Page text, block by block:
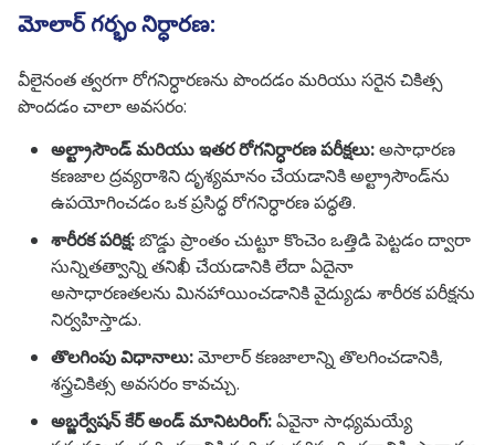
మోలార్ గర్భం నిర్ధారణ:
వీలైనంత త్వరగా రోగనిర్ధారణను పొందడం మరియు సరైన చికిత్స
పొందడం చాలా అవసరం:
అల్ట్రాసౌండ్ మరియు ఇతర రోగనిర్ధారణ పరీక్షలు:అసాధారణ
కణజాల ద్రవ్యరాశిని దృశ్యమానం చేయడానికి అల్ట్రాసౌండ్‌ను
ఉపయోగించడం ఒక ప్రసిద్ధ రోగనిర్ధారణ పద్ధతి.
శారీరక పరిక్ష:బొడ్డు ప్రాంతం చుట్టూ కొంచెం ఒత్తిడి పెట్టడం ద్వారా
సున్నితత్వాన్ని తనిఖీ చేయడానికి లేదా ఏదైనా
అసాధారణతలను మినహాయించడానికి వైద్యుడు శారీరక పరీక్షను
నిర్వహిస్తాడు.
తొలగింపు విధానాలు:మోలార్ కణజాలాన్ని తొలగించడానికి,
శస్త్రచికిత్స అవసరం కావచ్చు.
అబ్జర్వేషన్ కేర్ అండ్ మానిటరింగ్:ఏవైనా సాధ్యమయ్యే